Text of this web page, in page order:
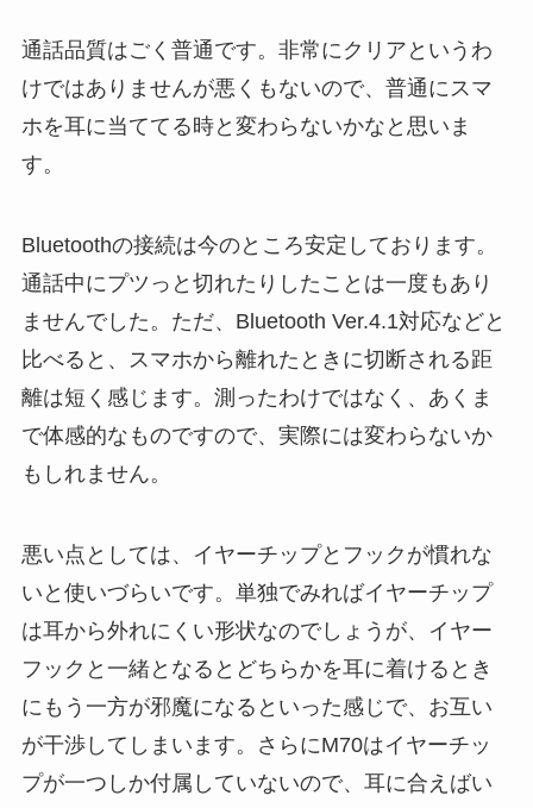
通話品質はごく普通です。非常にクリアというわ
けではありませんが悪くもないので、普通にスマ
ホを耳に当ててる時と変わらないかなと思いま
す。
Bluetoothの接続は今のところ安定しております。
通話中にプツっと切れたりしたことは一度もあり
ませんでした。ただ、Bluetooth Ver.4.1対応などと
比べると、スマホから離れたときに切断される距
離は短く感じます。測ったわけではなく、あくま
で体感的なものですので、実際には変わらないか
もしれません。
悪い点としては、イヤーチップとフックが慣れな
いと使いづらいです。単独でみればイヤーチップ
は耳から外れにくい形状なのでしょうが、イヤー
フックと一緒となるとどちらかを耳に着けるとき
にもう一方が邪魔になるといった感じで、お互い
が干渉してしまいます。さらにM70はイヤーチッ
プが一つしか付属していないので、耳に合えばい